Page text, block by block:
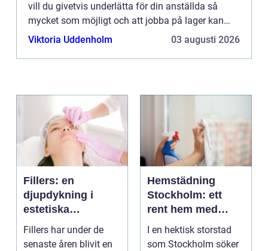
vill du givetvis underlätta för din anställda så
mycket som möjligt och att jobba på lager kan
vara både stressigt och fysiskt krävande, varpå
Viktoria Uddenholm 03 augusti 2026
Fillers: en
djupdykning i
estetiska
behandlingar
Fillers har under de
senaste åren blivit en
Hemstädning
Stockholm: ett
rent hem med
perfekt glans
I en hektisk storstad
som Stockholm söker